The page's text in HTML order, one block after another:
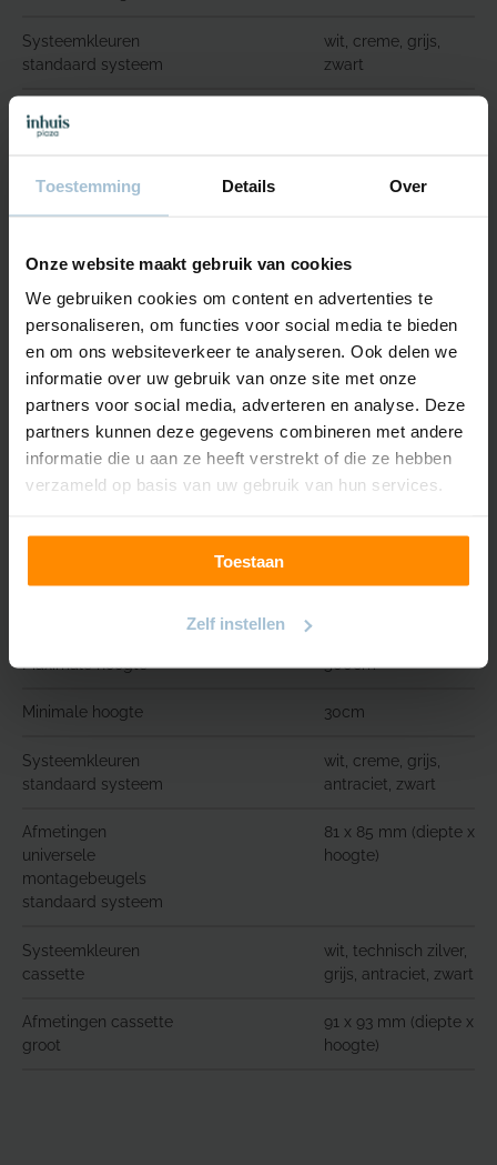
Toestemming Details Over
Onze website maakt gebruik van cookies
We gebruiken cookies om content en advertenties te
personaliseren, om functies voor social media te bieden
en om ons websiteverkeer te analyseren. Ook delen we
informatie over uw gebruik van onze site met onze
partners voor social media, adverteren en analyse. Deze
partners kunnen deze gegevens combineren met andere
informatie die u aan ze heeft verstrekt of die ze hebben
verzameld op basis van uw gebruik van hun services.
Toestaan
Zelf instellen
Systeemkleuren
standaard systeem
wit, creme, grijs,
zwart
Afmetingen
universele
standaard systeem
cassette
zilver, grijs, zwart
Afmetingen cassette
middel
91 x 93 mm (diepte x
hoogte)
Rolgordijn groot
Maximale hoogte 500cm
Minimale hoogte 30cm
Systeemkleuren
standaard systeem
wit, creme, grijs,
antraciet, zwart
Afmetingen
universele
montagebeugels
standaard systeem
81 x 85 mm (diepte x
hoogte)
Systeemkleuren
cassette
wit, technisch zilver,
grijs, antraciet, zwart
Afmetingen cassette
groot
91 x 93 mm (diepte x
hoogte)